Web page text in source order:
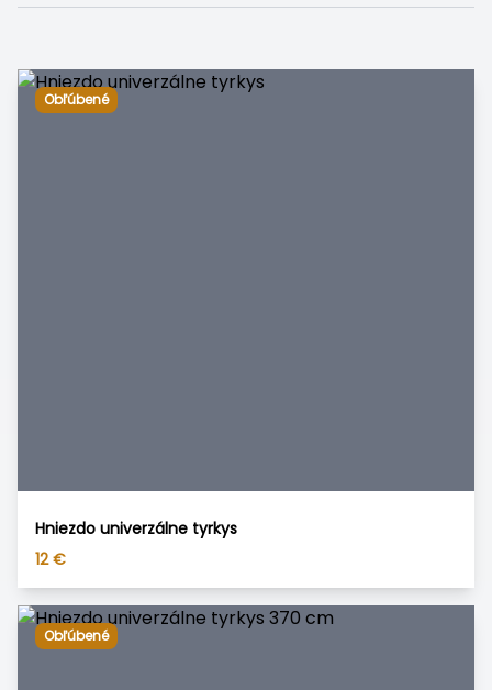
Obľúbené
Hniezdo univerzálne tyrkys
12 €
Obľúbené